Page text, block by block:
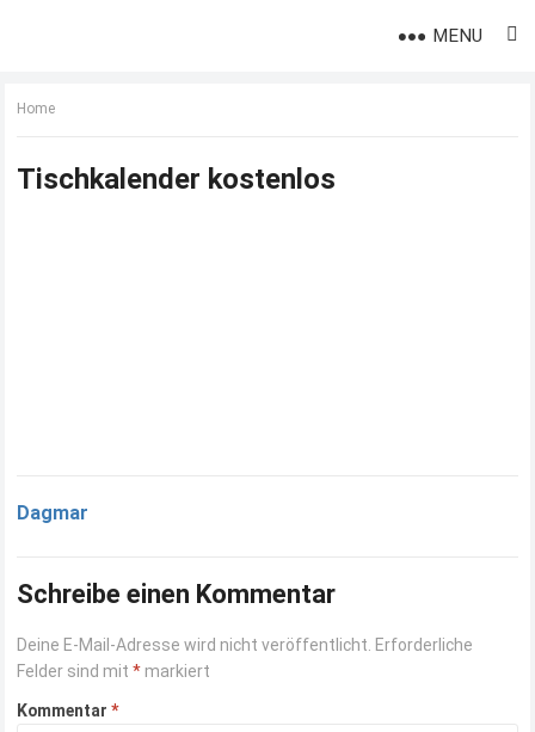
MENU
Home
Tischkalender kostenlos
Dagmar
Schreibe einen Kommentar
Deine E-Mail-Adresse wird nicht veröffentlicht. Erforderliche
Felder sind mit* markiert
Kommentar*